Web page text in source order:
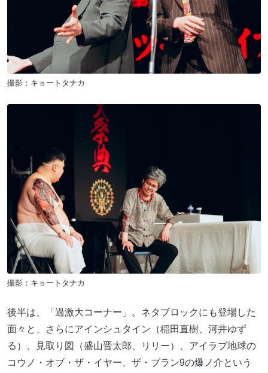
撮影：キョートタナカ
撮影：キョートタナカ
後半は、「過激大コーナー」。ネタブロックにも登場した
面々と、さらにアインシュタイン（稲田直樹、河井ゆず
る）、見取り図（盛山晋太郎、リリー）、アイラブ地球の
コウノ・オブ・ザ・イヤー、ザ・プラン9の爆ノ介という